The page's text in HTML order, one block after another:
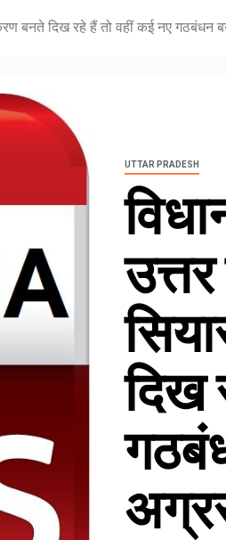
बनते दिख रहे हैं तो वहीं कई नए
UTTAR PRADESH
दिख